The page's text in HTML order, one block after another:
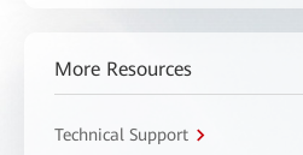
More Resources
Technical Support